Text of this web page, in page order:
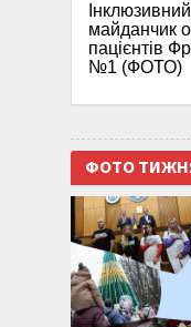
майданчик
пацієнтів
№1 (ФОТО)
ФОТО